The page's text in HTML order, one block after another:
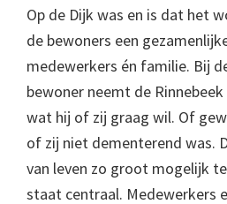
Op de Dijk was en is dat het
de bewoners een
medewerkers én familie. Bij
bewoner neemt de
wat hij of zij graag wil. Of
of zij niet dementerend was.
van leven zo groot mogelijk
staat centraal. Medewerkers